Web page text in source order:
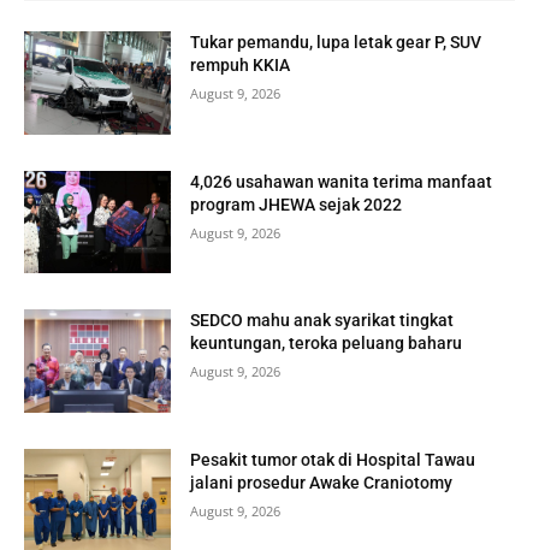
Tukar pemandu, lupa letak gear P, SUV
rempuh KKIA
August 9, 2026
4,026 usahawan wanita terima manfaat
program JHEWA sejak 2022
August 9, 2026
SEDCO mahu anak syarikat tingkat
keuntungan, teroka peluang baharu
August 9, 2026
Pesakit tumor otak di Hospital Tawau
jalani prosedur Awake Craniotomy
August 9, 2026